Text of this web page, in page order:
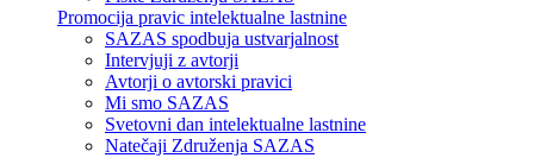
Promocija pravic intelektualne lastnine
SAZAS spodbuja ustvarjalnost
Intervjuji z avtorji
Avtorji o avtorski pravici
Mi smo SAZAS
Svetovni dan intelektualne lastnine
Natečaji Združenja SAZAS